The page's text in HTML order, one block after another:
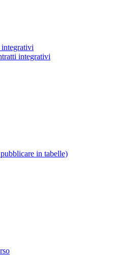
integrativi
in tabelle)